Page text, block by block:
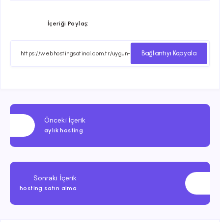
İçeriği Paylaş:
paylaşpaylaşpaylaşpaylaş
Bağlantıyı Kopyala
Önceki İçerik
aylık hosting
Sonraki İçerik
hosting satın alma